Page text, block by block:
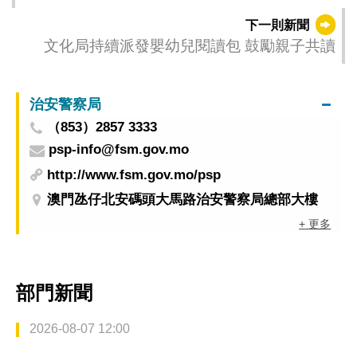
下一則新聞
文化局持續派發嬰幼兒閱讀包 鼓勵親子共讀
治安警察局
（853）2857 3333
psp-info@fsm.gov.mo
http://www.fsm.gov.mo/psp
澳門氹仔北安碼頭大馬路治安警察局總部大樓
+ 更多
部門新聞
2026-08-07 12:00